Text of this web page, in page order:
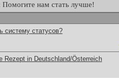
Помогите нам стать лучше!
систему статусов?
Rezept in Deutschland/Österreich